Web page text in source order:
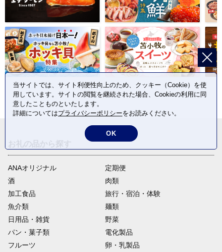
ANAオリジナル
定期便
酒
肉類
加工食品
旅行・宿泊・体験
魚介類
麺類
日用品・雑貨
野菜
パン・菓子類
電化製品
フルーツ
卵・乳製品
当サイトでは、サイト利便性向上のため、クッキー（Cookie）を使
用しています。サイトの閲覧を継続された場合、Cookieの利用に同
意したことものといたします。
詳細についてはプライバシーポリシーをお読みください。
OK